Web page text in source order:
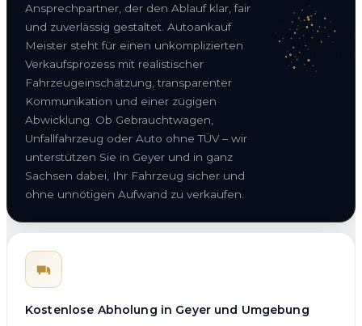
Ansprechpartner, der den Ablauf klar, fair
und zuverlässig gestaltet. Autoankauf
Meister steht für einen unkomplizierten
Verkaufsprozess mit realistischer
Fahrzeugeinschätzung, transparenter
Kommunikation und einer zügigen
Abwicklung. Ob Gebrauchtwagen,
Unfallfahrzeug oder Auto ohne TÜV – wir
unterstützen Sie in Geyer und in ganz
Sachsen dabei, Ihr Fahrzeug sicher und
ohne unnötigen Aufwand zu verkaufen.
Kostenlose Abholung in Geyer und Umgebung